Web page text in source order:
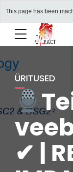
This page has been
ÜRITUSED
✔ |